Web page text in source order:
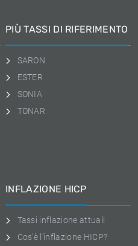
PIÙ TASSI DI RIFERIMENTO
SARON
ESTER
SONIA
TONAR
INFLAZIONE HICP
Tassi inflazione attuali
Cos'è l'inflazione HICP?